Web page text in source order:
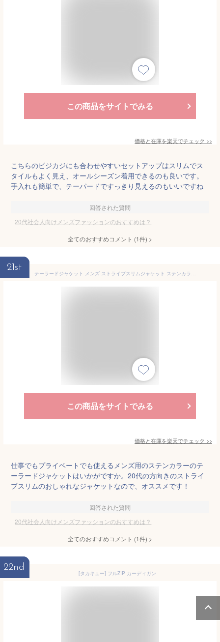
この商品をサイトでみる
価格と在庫を楽天でチェック >>
こちらのビジカジにも合わせやすいセットアップはスリムでス
タイルもよく見え、オールシーズン着用できるのも良いです。
手入れも簡単で、テーパードですっきり見えるのもいいですね
回答された質問
20代社会人向けメンズファッションのおすすめは？
全てのおすすめコメント (1件) >
21st
テーラードジャケット メンズ ストライプスリムジャケット ステンカラー 40代 チェック 厚手 アウター 冬 ブルゾン テーラード 秋 セール おしゃれ 30代 ブレザー 大きい ジャケット Tシャツ 春 カジュアル スーツ テーラードジャケット 白 ブランド コーデュロイ 中綿
この商品をサイトでみる
価格と在庫を楽天でチェック >>
仕事でもプライベートでも使えるメンズ用のステンカラーのテ
ーラードジャケットはいかがですか。20代の方向きのストライ
プスリムのおしゃれなジャケットなので、オススメです！
回答された質問
20代社会人向けメンズファッションのおすすめは？
全てのおすすめコメント (1件) >
22nd
[タカキュー] フルZIP カーディガン